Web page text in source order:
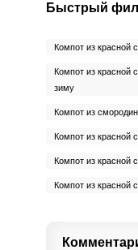
Быстрый
Компот из красной
Компот из красной
зиму
Компот из
Компот из красной
Компот из красной
Компот из красной